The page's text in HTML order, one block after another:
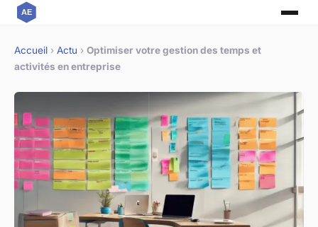
Accueil › Actu › Optimiser votre gestion des temps et
activités en entreprise